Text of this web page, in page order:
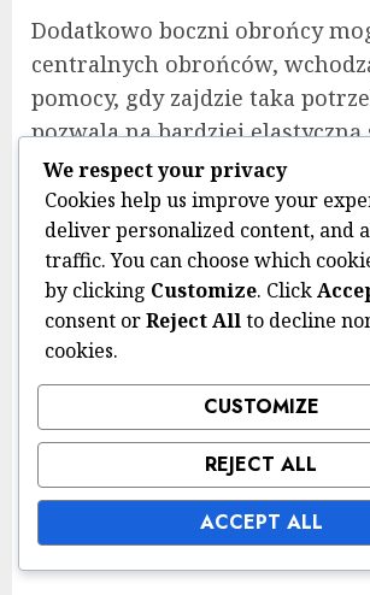
Dodatkowo boczni obrońcy
centralnych obrońców,
pomocy, gdy zajdzie taka
pozwala na bardziej
defensywną. Ta zdolność
drużynie utrzymać kształt
kontrataków.
Post
navigation
Previous
Synergia
post:
Specjalista obrony w formacji
3-3: Pozycjonowanie, Czytanie
Taktyczne
We respect your privacy
Cookies help us improve your
deliver personalized content, and
traffic. You can choose which
by clicking Customize. Click
consent orReject Allto decline
cookies.
CUSTOMIZE
REJECT ALL
ACCEPT ALL